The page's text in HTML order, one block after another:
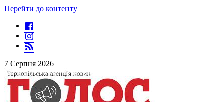
Перейти до контенту
7 Серпня 2026